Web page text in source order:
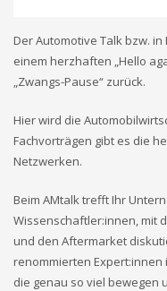
Der Automotive Talk bzw.
einem herzhaften „Hello
„Zwangs-Pause“ zurück.
Hier wird die
Fachvorträgen gibt es die
Netzwerken.
Beim AMtalk trefft Ihr
Wissenschaftler:innen, mit
und den Aftermarket
renommierten
die genau so viel bewegen